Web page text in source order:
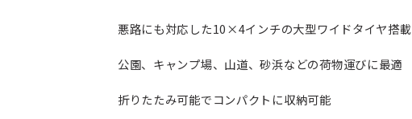
悪路にも対応した10×4インチの大型ワイドタイヤ搭載
公園、キャンプ場、山道、砂浜などの荷物運びに最適
折りたたみ可能でコンパクトに収納可能